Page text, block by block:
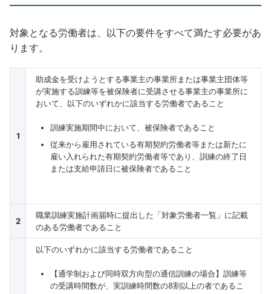
対象となる労働者は、以下の要件をすべて満たす必要があ
ります。
1
助成金を受けようとする事業主の事業所または事業主団体等
が実施する訓練等を被保険者に受講させる事業主の事業所に
おいて、以下のいずれかに該当する労働者であること
訓練実施期間中において、被保険者であること
従来から雇用されている有期契約労働者等または新たに
雇い入れられた有期契約労働者等であり、訓練の終了日
または支給申請日に被保険者であること
2
職業訓練実施計画届時に提出した「対象労働者一覧」に記載
のある労働者であること
以下のいずれかに該当する労働者であること
【通学制および同時双方向型の通信訓練の場合】訓練等
の受講時間数が、実訓練時間数の8割以上の者であるこ